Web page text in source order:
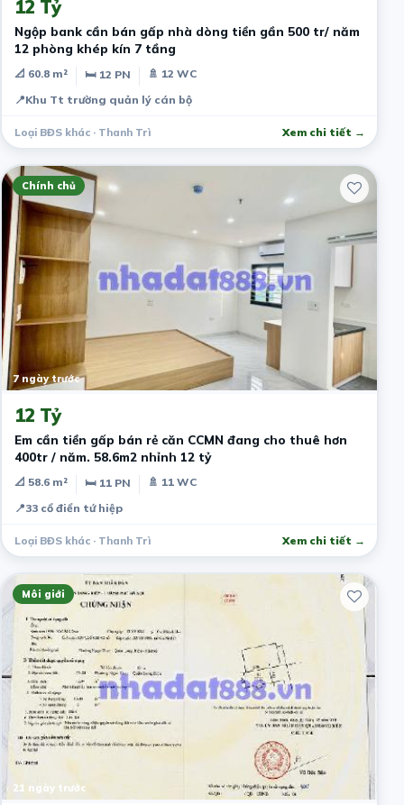
12 Tỷ
Ngộp bank cần bán gấp nhà dòng tiền gần 500 tr/ năm
12 phòng khép kín 7 tầng
📐 60.8 m² 🛏 12 PN
🚿 12 WC
📍Khu Tt trường quản lý cán bộ
Loại BĐS khác · Thanh Trì Xem chi tiết →
Chính chủ
7 ngày trước
12 Tỷ
Em cần tiền gấp bán rẻ căn CCMN đang cho thuê hơn
400tr / năm. 58.6m2 nhỉnh 12 tỷ
📐 58.6 m² 🛏 11 PN
🚿 11 WC
📍33 cổ điển tứ hiệp
Loại BĐS khác · Thanh Trì Xem chi tiết →
Môi giới
21 ngày trước